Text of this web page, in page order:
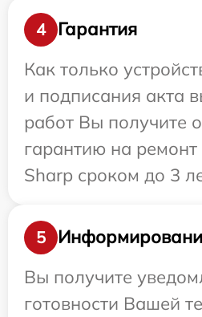
4
Гарантия
Как только
и подписания акта
работ Вы получите
гарантию на ремонт
Sharp сроком до 3
5
Вы получите
готовности Вашей